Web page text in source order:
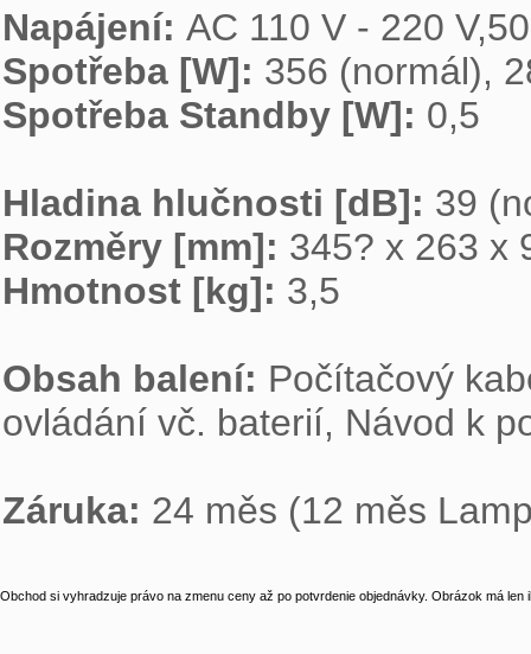
Napájení:
Spotřeba [W]:
Spotřeba Standby [W]: 0,5
Hladina hlučnosti [dB]:
Rozměry [mm]:
Hmotnost [kg]: 3,5
Obsah balení: Počítačový
ovládání vč. baterií, Návod k
Záruka: 24 měs (12 měs
Obchod si vyhradzuje právo na zmenu ceny až po potvrdenie objednávky. Obrázok má len